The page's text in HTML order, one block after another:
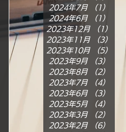
2024年7月
（1）
2024年6月
（1）
2023年12月
（1）
1件
2023年11月
（3）
3件
2023年10月
（5）
5件
2023年9月
（3）
2023年8月
（2）
2023年7月
（4）
2023年6月
（3）
2023年5月
（4）
2023年3月
（2）
2023年2月
（6）